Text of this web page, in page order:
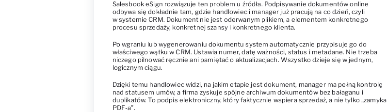
Salesbook eSign rozwiązuje ten problem u źródła. Podpisywanie dokumentów online
odbywa się dokładnie tam, gdzie handlowiec i manager już pracują na co dzień, czyli
w systemie CRM. Dokument nie jest oderwanym plikiem, a elementem konkretnego
procesu sprzedaży, konkretnej szansy i konkretnego klienta.
Po wgraniu lub wygenerowaniu dokumentu system automatycznie przypisuje go do
właściwego wątku w CRM. Ustawia numer, datę ważności, status i metadane. Nie trzeba
niczego pilnować ręcznie ani pamiętać o aktualizacjach. Wszystko dzieje się w jednym,
logicznym ciągu.
Dzięki temu handlowiec widzi, na jakim etapie jest dokument, manager ma pełną kontrolę
nad statusem umów, a firma zyskuje spójne archiwum dokumentów bez bałaganu i
duplikatów. To podpis elektroniczny, który faktycznie wspiera sprzedaż, a nie tylko „zamyka
PDF-a”.